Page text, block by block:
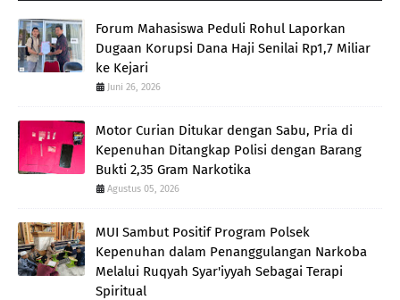
Forum Mahasiswa Peduli Rohul Laporkan
Dugaan Korupsi Dana Haji Senilai Rp1,7 Miliar
ke Kejari
Juni 26, 2026
Motor Curian Ditukar dengan Sabu, Pria di
Kepenuhan Ditangkap Polisi dengan Barang
Bukti 2,35 Gram Narkotika
Agustus 05, 2026
MUI Sambut Positif Program Polsek
Kepenuhan dalam Penanggulangan Narkoba
Melalui Ruqyah Syar'iyyah Sebagai Terapi
Spiritual